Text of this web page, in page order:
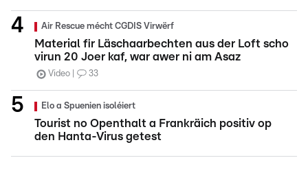
Air Rescue mécht CGDIS Virwërf
Material fir Läschaarbechten aus der Loft scho
virun 20 Joer kaf, war awer ni am Asaz
Video 33
Elo a Spuenien isoléiert
Tourist no Openthalt a Frankräich positiv op
den Hanta-Virus getest